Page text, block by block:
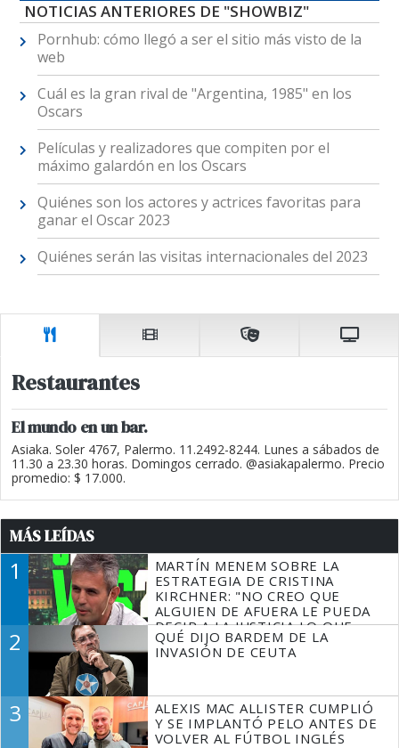
NOTICIAS ANTERIORES DE "SHOWBIZ"
Pornhub: cómo llegó a ser el sitio más visto de la
web
Cuál es la gran rival de "Argentina, 1985" en los
Oscars
Películas y realizadores que compiten por el
máximo galardón en los Oscars
Quiénes son los actores y actrices favoritas para
ganar el Oscar 2023
Quiénes serán las visitas internacionales del 2023
Restaurantes
El mundo en un bar.
Asiaka. Soler 4767, Palermo. 11.2492-8244. Lunes a sábados de
11.30 a 23.30 horas. Domingos cerrado. @asiakapalermo. Precio
promedio: $ 17.000.
MÁS LEÍDAS
1
MARTÍN MENEM SOBRE LA
ESTRATEGIA DE CRISTINA
KIRCHNER: "NO CREO QUE
ALGUIEN DE AFUERA LE PUEDA
DECIR A LA JUSTICIA LO QUE
TIENE QUE HACER"
2
QUÉ DIJO BARDEM DE LA
INVASIÓN DE CEUTA
3
ALEXIS MAC ALLISTER CUMPLIÓ
Y SE IMPLANTÓ PELO ANTES DE
VOLVER AL FÚTBOL INGLÉS